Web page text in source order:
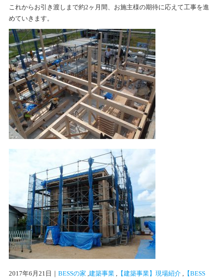
これからお引き渡しまで約2ヶ月間、お施主様の期待に応えて工事を進
めていきます。
2017年6月21日 ｜ BESSの家 建築事業 , 【建築事業】現場紹介 ,
【BESS